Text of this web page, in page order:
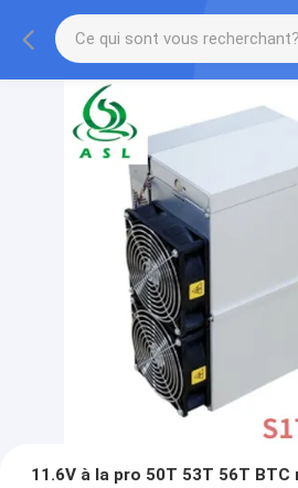
11.6V à la pro 50T 53T 56T